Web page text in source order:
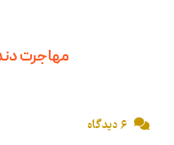
مهاجرت
۶ دیدگاه